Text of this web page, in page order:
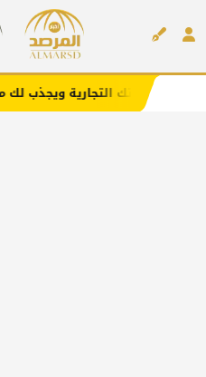
ويجذب لك مزيدًا من العملاء